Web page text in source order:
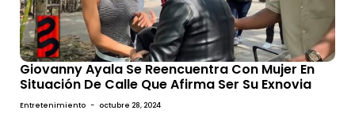
Giovanny Ayala Se Reencuentra Con Mujer En
Situación De Calle Que Afirma Ser Su Exnovia
Entretenimiento - octubre 28, 2024